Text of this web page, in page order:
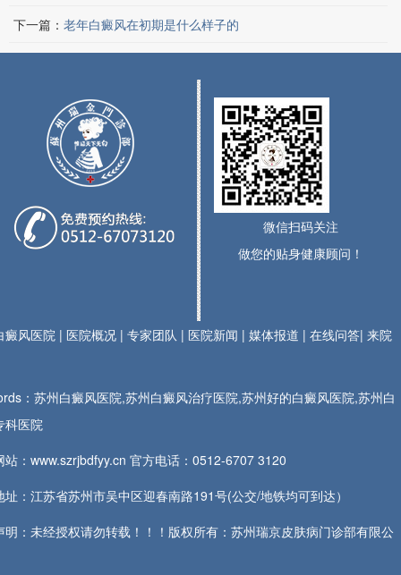
下一篇： 老年白癜风在初期是什么样子的
微信扫码关注
做您的贴身健康顾问！
癜风医院 | 医院概况 |专家团队 | 医院新闻 |媒体报道 |在线问答|来院
：苏州白癜风医院,苏州白癜风治疗医院,苏州好的白癜风医院,苏州白
科医院
站：www.szrjbdfyy.cn 官方电话：0512-6707 3120
址：江苏省苏州市吴中区迎春南路191号(公交/地铁均可到达）
明：未经授权请勿转载！！！版权所有：苏州瑞京皮肤病门诊部有限公